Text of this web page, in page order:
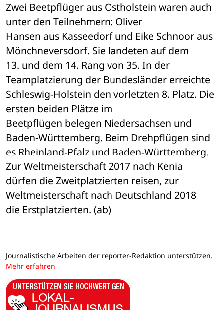
Zwei Beetpflüger aus Ostholstein waren auch
unter den Teilnehmern: Oliver
Hansen aus Kasseedorf und Eike Schnoor aus
Mönchneversdorf. Sie landeten auf dem
13. und dem 14. Rang von 35. In der
Teamplatzierung der Bundesländer erreichte
Schleswig-Holstein den vorletzten 8. Platz. Die
ersten beiden Plätze im
Beetpflügen belegen Niedersachsen und
Baden-Württemberg. Beim Drehpflügen sind
es Rheinland-Pfalz und Baden-Württemberg.
Zur Weltmeisterschaft 2017 nach Kenia
dürfen die Zweitplatzierten reisen, zur
Weltmeisterschaft nach Deutschland 2018
die Erstplatzierten. (ab)
Journalistische Arbeiten der reporter-Redaktion unterstützen.
Mehr erfahren